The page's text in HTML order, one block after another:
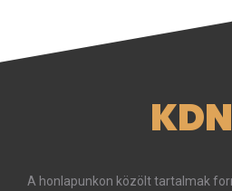
A honlapunkon közölt tartalmak